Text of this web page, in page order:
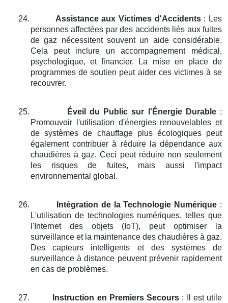
24. Assistance aux Victimes d'Accidents: Les
personnes affectées par des accidents liés aux fuites
de gaz nécessitent souvent un aide considérable.
Cela peut inclure un accompagnement médical,
psychologique, et financier. La mise en place de
programmes de soutien peut aider ces victimes à se
recouvrer.
25. Éveil du Public sur l'Énergie Durable:
Promouvoir l'utilisation d'énergies renouvelables et
de systèmes de chauffage plus écologiques peut
également contribuer à réduire la dépendance aux
chaudières à gaz. Ceci peut réduire non seulement
les risques de fuites, mais aussi l'impact
environnemental global.
26. Intégration de la Technologie Numérique :
L'utilisation de technologies numériques, telles que
l'Internet des objets (IoT), peut optimiser la
surveillance et la maintenance des chaudières à gaz.
Des capteurs intelligents et des systèmes de
surveillance à distance peuvent prévenir rapidement
en cas de problèmes.
27. Instruction en Premiers Secours : Il est utile